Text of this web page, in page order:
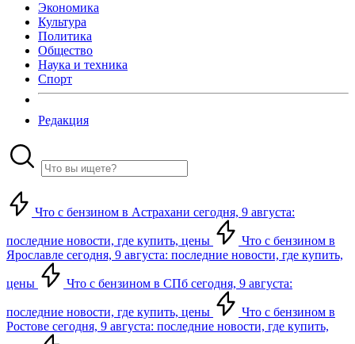
Экономика
Культура
Политика
Общество
Наука и техника
Спорт
Редакция
Что с бензином в Астрахани сегодня, 9 августа:
последние новости, где купить, цены
Что с бензином в
Ярославле сегодня, 9 августа: последние новости, где купить,
цены Что с бензином в СПб сегодня, 9 августа:
последние новости, где купить, цены
Что с бензином в
Ростове сегодня, 9 августа: последние новости, где купить,